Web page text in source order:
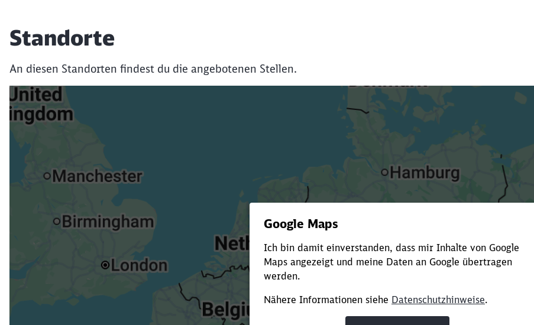
Standorte
An diesen Standorten findest du die angebotenen Stellen.
Es dauert dir zu lange?